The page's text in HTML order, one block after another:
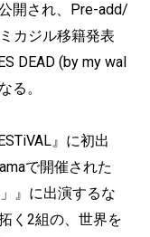
開され、Pre-add/
カジル移籍発表
DEAD (by my wal
る。
』に初出
で開催された
』に出演するな
く2組の、世界を